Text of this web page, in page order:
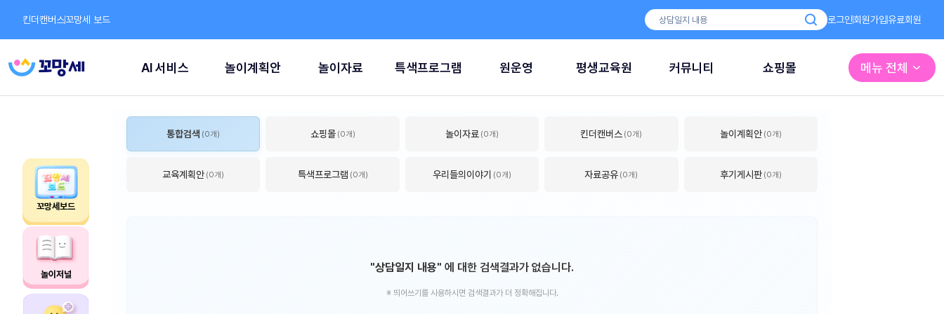
꼬망세보드
놀이저널
킨더캔버스꼬망세 보드 로그인회원가입유료회원
AI 서비스 놀이계획안 놀이자료 특색프로그램 원운영 평생교육원 커뮤니티 쇼핑몰 메뉴 전체
통합검색 (0개) 쇼핑몰 (0개) 놀이자료 (0개) 킨더캔버스 (0개) 놀이계획안 (0개)
교육계획안 (0개) 특색프로그램 (0개) 우리들의이야기 (0개) 자료공유 (0개) 후기게시판 (0개)
"상담일지 내용" 에 대한 검색결과가 없습니다.
※ 띄어쓰기를 사용하시면 검색결과가 더 정확해집니다.